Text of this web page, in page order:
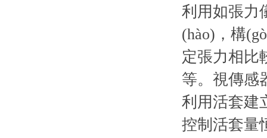
利用如張力
(hào)，構
定張力相比
等。視傳感
利用活套建
控制活套量